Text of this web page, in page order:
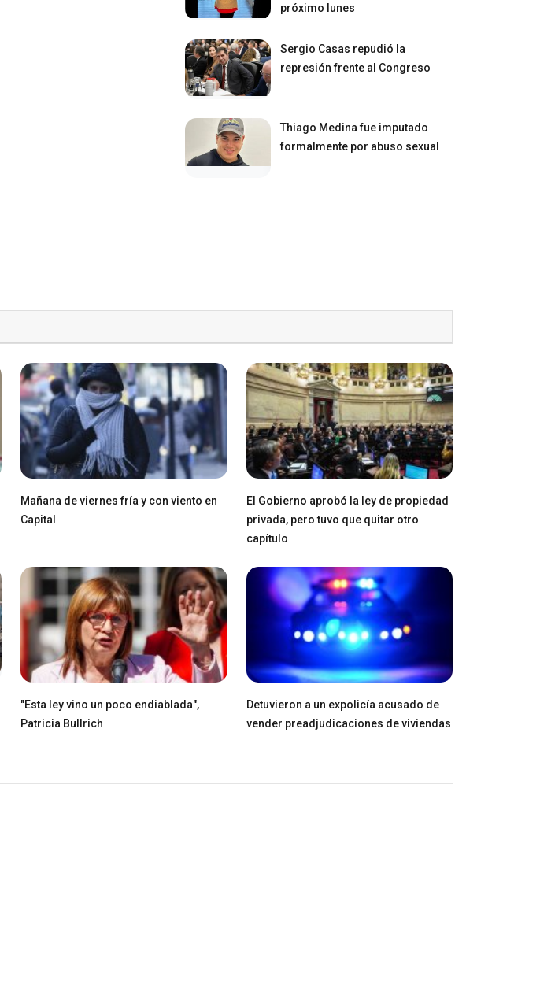
próximo lunes
Sergio Casas repudió la
represión frente al Congreso
Thiago Medina fue imputado
formalmente por abuso sexual
Mañana de viernes fría y con viento en
Capital
El Gobierno aprobó la ley de propiedad
privada, pero tuvo que quitar otro
capítulo
"Esta ley vino un poco endiablada",
Patricia Bullrich
Detuvieron a un expolicía acusado de
vender preadjudicaciones de viviendas